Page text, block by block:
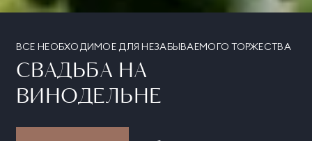
ВСЕ НЕОБХОДИМОЕ ДЛЯ НЕЗАБЫВАЕМОГО ТОРЖЕСТВА
СВАДЬБА НА
ВИНОДЕЛЬНЕ